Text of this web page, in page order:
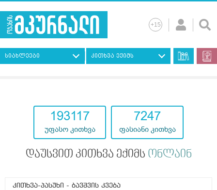
სიახლეები კითხვა ექიმს
193117
უფასო კითხვა
7247
ფასიანი კითხვა
დაუსვით კითხვა ექიმს ონლაინ
კითხვა-პასუხი - ბავშვის კვება